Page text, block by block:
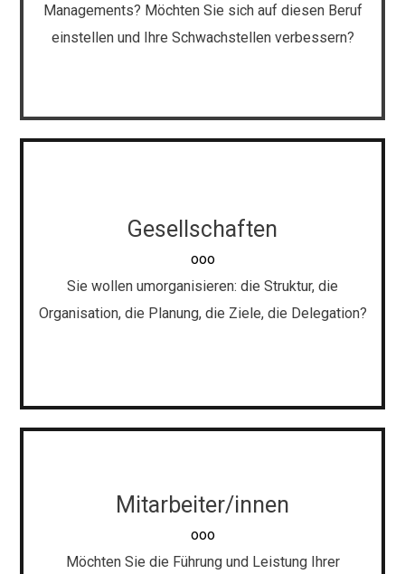
mit dem ersten Schritt.
Managements? Möchten Sie sich auf diesen Beruf
einstellen und Ihre Schwachstellen verbessern?
Face-to-Face & Gruppencoaching
Gesellschaften
ooo
Sie wollen umorganisieren: die Struktur, die
Organisation, die Planung, die Ziele, die Delegation?
Face-to-Face & Gruppencoaching
Workshops, Einzel- und Gruppenübungen, die Sie zu
einem besseren Verständnis der Arbeit und der
Mitarbeiter/innen
ooo
Möchten Sie die Führung und Leistung Ihrer